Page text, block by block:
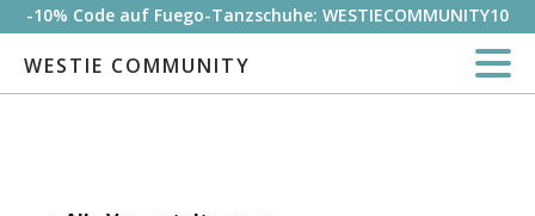
-10% Code auf Fuego-Tanzschuhe: WESTIECOMMUNITY10
WESTIE COMMUNITY